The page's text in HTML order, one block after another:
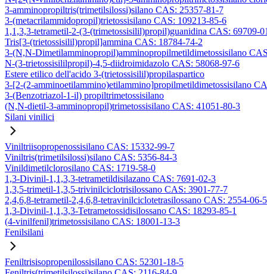
3-amminopropiltris(trimetilsilossi)silano CAS: 25357-81-7
3-(metacrilammidopropil)trietossisilano CAS: 109213-85-6
1,1,3,3-tetrametil-2-(3-(trimetossisilil)propil)guanidina CAS: 69709-
Tris[3-(trietossisilil)propil]ammina CAS: 18784-74-2
3-(N,N-Dimetilamminopropil)amminopropilmetildimetossisilano
N-(3-trietossisililpropil)-4,5-diidroimidazolo CAS: 58068-97-6
Estere etilico dell'acido 3-(trietossisilil)propilaspartico
3-[2-(2-amminoetilammino)etilammino]propilmetildimetossisilano
3-(Benzotriazol-1-il) propiltrimetossisilano
(N,N-dietil-3-amminopropil)trimetossisilano CAS: 41051-80-3
Silani vinilici
Viniltriisopropenossisilano CAS: 15332-99-7
Viniltris(trimetilsilossi)silano CAS: 5356-84-3
Vinildimetilclorosilano CAS: 1719-58-0
1,3-Divinil-1,1,3,3-tetrametildisilazano CAS: 7691-02-3
1,3,5-trimetil-1,3,5-trivinilciclotrisilossano CAS: 3901-77-7
2,4,6,8-tetrametil-2,4,6,8-tetravinilciclotetrasilossano CAS: 2554-06-5
1,3-Divinil-1,1,3,3-Tetrametossidisilossano CAS: 18293-85-1
(4-vinilfenil)trimetossisilano CAS: 18001-13-3
Fenilsilani
Feniltrisisopropenilossisilano CAS: 52301-18-5